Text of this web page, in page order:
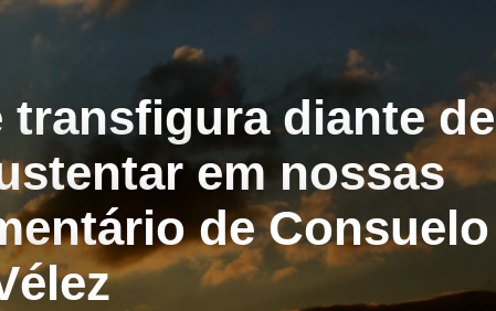
transfigura diante de
em nossas
de Consuelo